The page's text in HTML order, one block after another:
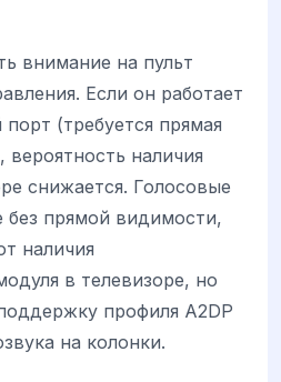
внимание на пульт
Если он работает
(требуется прямая
наличия
снижается. Голосовые
прямой видимости,
наличия
в телевизоре, но
профиля A2DP
на колонки.